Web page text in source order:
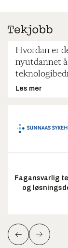
Hvordan er
nyutdannet
Les mer
Fagansvarlig
og